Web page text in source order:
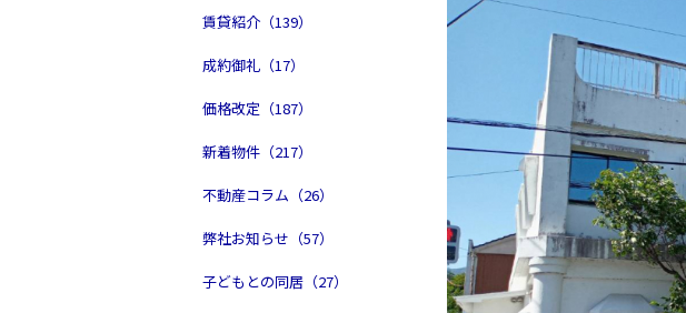
賃貸紹介（139）
成約御礼（17）
価格改定（187）
新着物件（217）
不動産コラム（26）
弊社お知らせ（57）
子どもとの同居（27）